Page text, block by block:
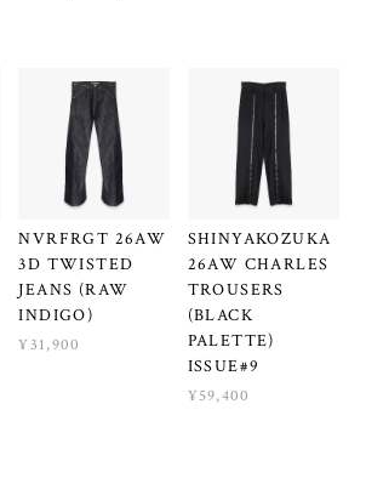
NVRFRGT 26AW
3D TWISTED
JEANS (RAW
INDIGO)
¥31,900
SHINYAKOZUKA
26AW CHARLES
TROUSERS
(BLACK
PALETTE)
ISSUE#9
¥59,400